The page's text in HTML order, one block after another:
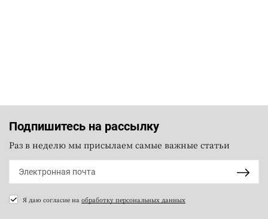
Подпишитесь на рассылку
Раз в неделю мы присылаем самые важные статьи
Я даю согласие на обработку персональных данных